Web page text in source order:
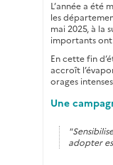
L’année a été
les
mai 2025, à la
importants
En cette fin
accroît
orages
Une
adopter